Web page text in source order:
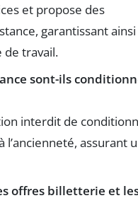
et propose des
garantissant
de travail.
sont-ils
interdit de
l’ancienneté, assurant
offres billetterie et